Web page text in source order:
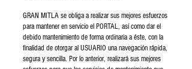
GRAN MITLA se obliga a realizar sus mejores esfuerzos
para mantener en servicio el PORTAL, así como dar el
debido mantenimiento de forma ordinaria a éste, con la
finalidad de otorgar al USUARIO una navegación rápida,
segura y sencilla. Por lo anterior, realizará sus mejores